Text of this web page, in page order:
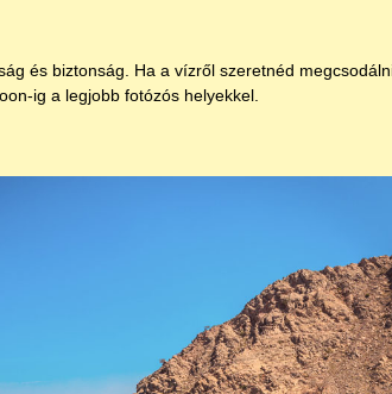
és biztonság. Ha a vízről szeretnéd
ig a legjobb fotózós helyekkel.